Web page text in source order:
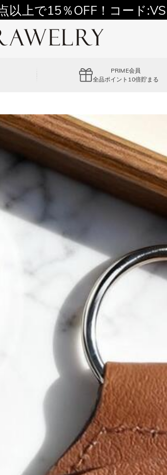
以上通常配送無料！
以上で15％OFF！コード:VS2
PRIME会員
全品ポイント10倍貯まる